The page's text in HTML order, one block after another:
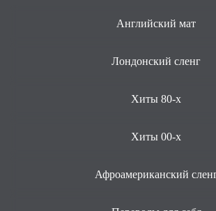
Английский мат
Лондонский сленг
Хиты 80-х
Хиты 00-х
Афроамериканский